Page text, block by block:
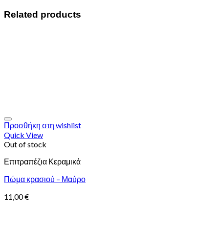
Related products
Προσθήκη στη wishlist
Quick View
Out of stock
Επιτραπέζια Κεραμικά
Πώμα κρασιού – Μαύρο
11,00€